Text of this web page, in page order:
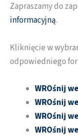
Zapraszamy do
informacyjną.
Kliknięcie w
odpowiedniego
WROśnij
WROśnij
WROśnij
WROśnij